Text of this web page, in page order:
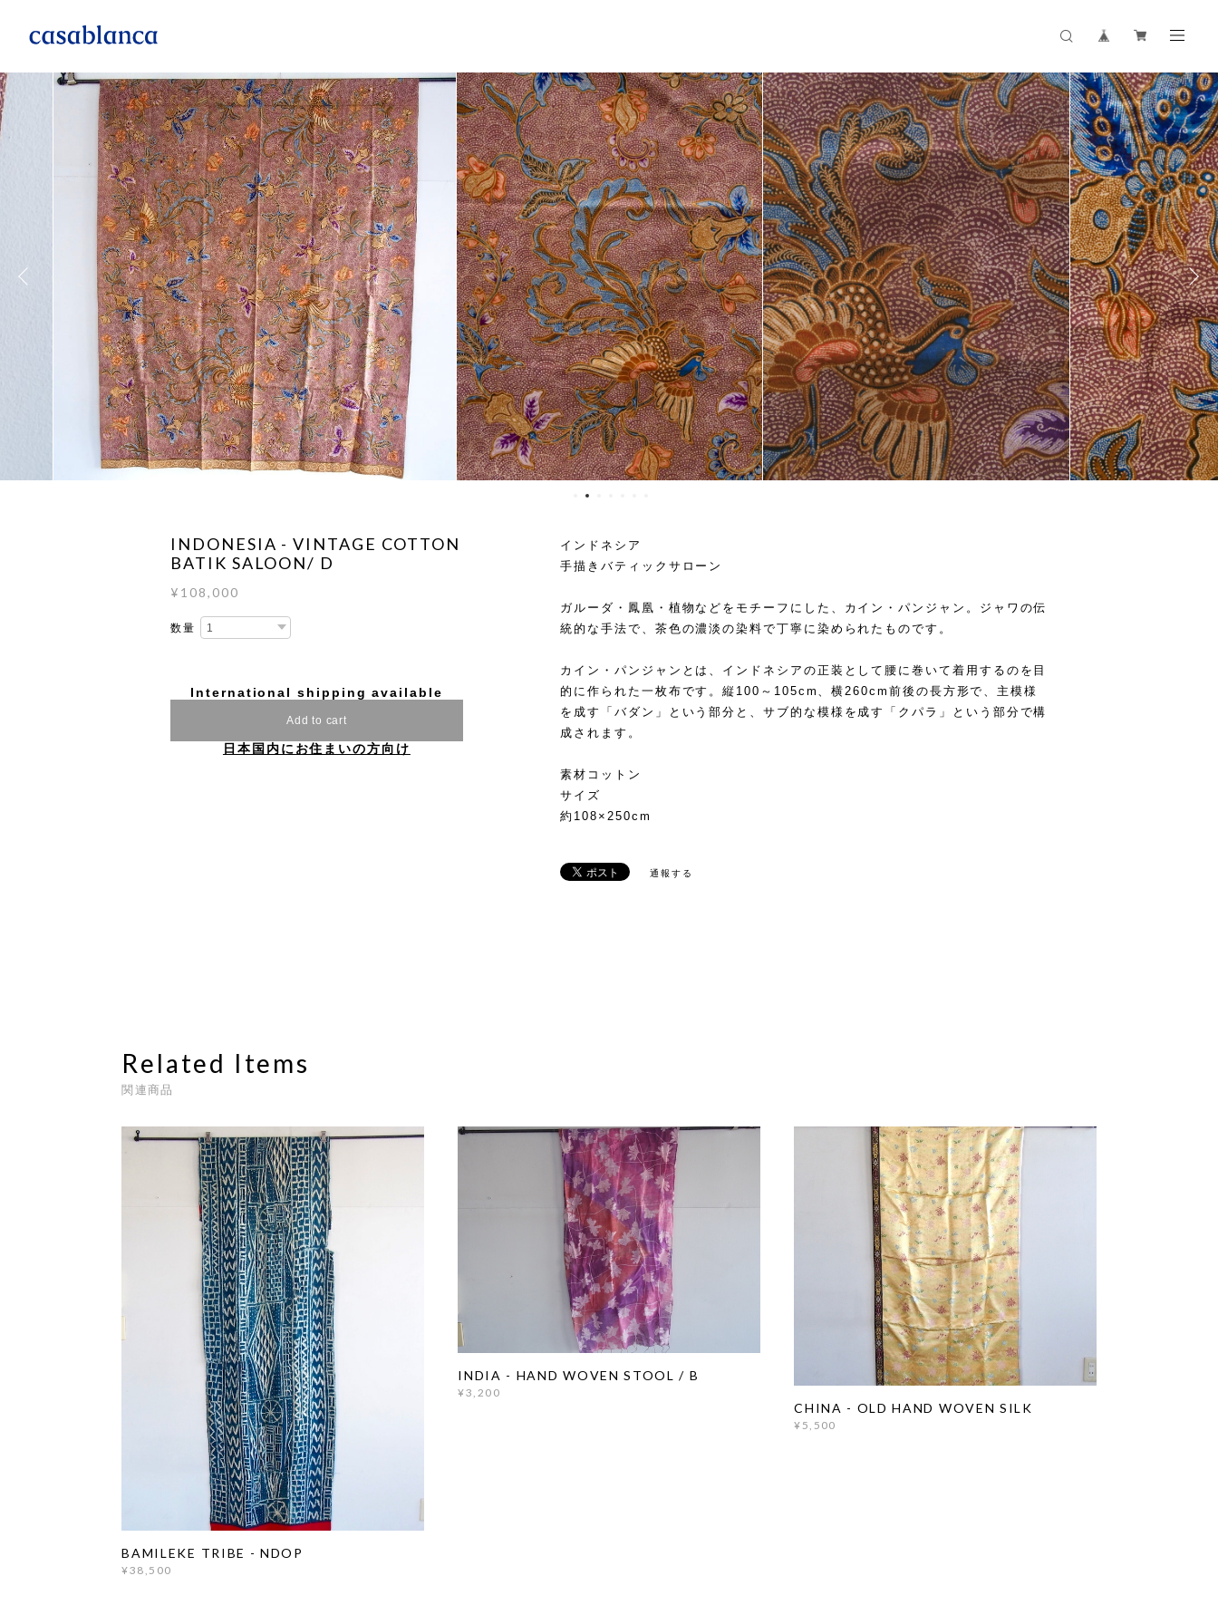
INDONESIA - VINTAGE COTTON
BATIK SALOON/ D
¥108,000
数量
International shipping available
Add to cart
日本国内にお住まいの方向け
インドネシア
手描きバティックサローン
ガルーダ・鳳凰・植物などをモチーフにした、カイン・パンジャン。ジャワの伝
統的な手法で、茶色の濃淡の染料で丁寧に染められたものです。
カイン・パンジャンとは、インドネシアの正装として腰に巻いて着用するのを目
的に作られた一枚布です。縦100～105cm、横260cm前後の長方形で、主模様
を成す「バダン」という部分と、サブ的な模様を成す「クパラ」という部分で構
成されます。
素材コットン
サイズ
約108×250cm
通報する
Related Items
関連商品
BAMILEKE TRIBE - NDOP
¥38,500
INDIA - HAND WOVEN STOOL / B
¥3,200
CHINA - OLD HAND WOVEN SILK
¥5,500